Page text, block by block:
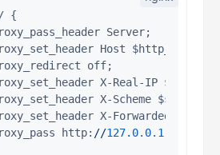
{
Server;
Host $http_host;
off;
X-Real-IP
X-Scheme $scheme;
X-Forwarded-For
http:
//127.0. 0. 1